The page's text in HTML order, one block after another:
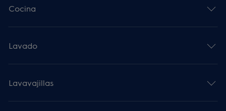
Cocina
Lavado
Lavavajillas